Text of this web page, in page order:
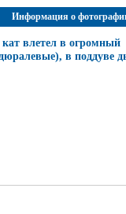
Информация о
влетел в огромный
в поддуве